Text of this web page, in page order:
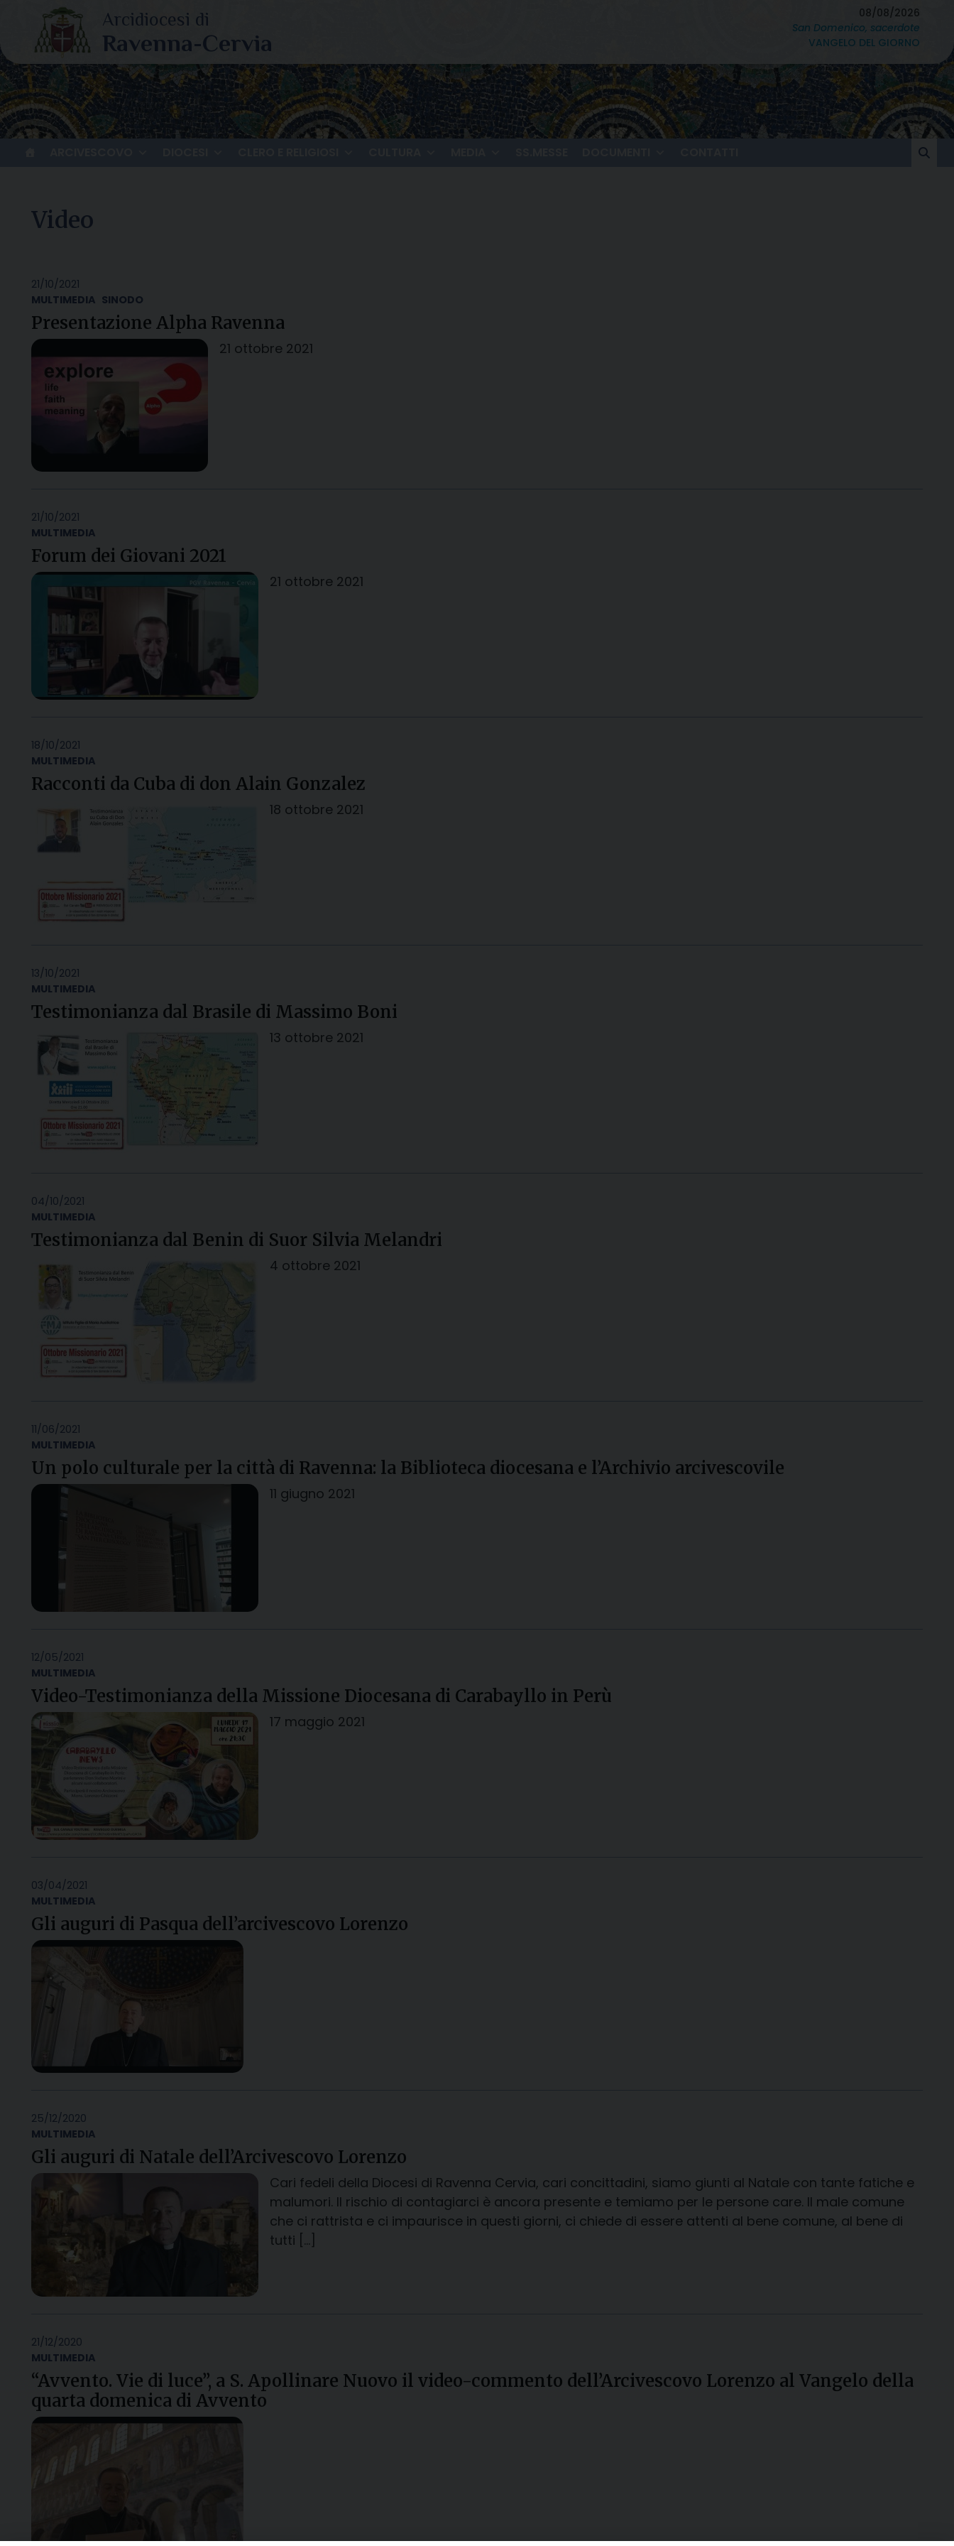
content
08/08/2026
San Domenico, sacerdote
VANGELO DEL GIORNO
Video
21/10/2021
MULTIMEDIA SINODO
Presentazione Alpha Ravenna
21 ottobre 2021
21/10/2021
MULTIMEDIA
Forum dei Giovani 2021
21 ottobre 2021
18/10/2021
MULTIMEDIA
Racconti da Cuba di don Alain Gonzalez
18 ottobre 2021
13/10/2021
MULTIMEDIA
Testimonianza dal Brasile di Massimo Boni
13 ottobre 2021
04/10/2021
MULTIMEDIA
Testimonianza dal Benin di Suor Silvia Melandri
4 ottobre 2021
11/06/2021
MULTIMEDIA
Un polo culturale per la città di Ravenna: la Biblioteca diocesana e l’Archivio arcivescovile
11 giugno 2021
12/05/2021
MULTIMEDIA
Video-Testimonianza della Missione Diocesana di Carabayllo in Perù
17 maggio 2021
03/04/2021
MULTIMEDIA
Gli auguri di Pasqua dell’arcivescovo Lorenzo
25/12/2020
MULTIMEDIA
Gli auguri di Natale dell’Arcivescovo Lorenzo
Cari fedeli della Diocesi di Ravenna Cervia, cari concittadini, siamo giunti al Natale con tante fatiche e
malumori. Il rischio di contagiarci è ancora presente e temiamo per le persone care. Il male comune
che ci rattrista e ci impaurisce in questi giorni, ci chiede di essere attenti al bene comune, al bene di
tutti […]
21/12/2020
MULTIMEDIA
“Avvento. Vie di luce”, a S. Apollinare Nuovo il video-commento dell’Arcivescovo Lorenzo al Vangelo della
quarta domenica di Avvento